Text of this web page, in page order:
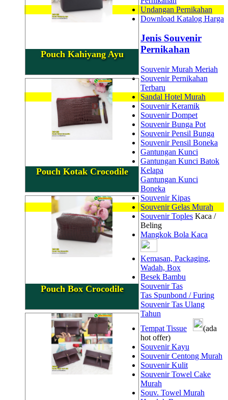
Pouch Kahiyang Ayu
Pouch Kotak Crocodile
Pouch Box Crocodile
Undangan Pernikahan
Download Katalog Harga
Jenis Souvenir
Pernikahan
Souvenir Murah Meriah
Souvenir Pernikahan
Terbaru
Sandal Hotel Murah
Souvenir Keramik
Souvenir Dompet
Souvenir Bunga Pot
Souvenir Pensil Bunga
Souvenir Pensil Boneka
Gantungan Kunci
Gantungan Kunci Batok
Kelapa
Gantungan Kunci
Boneka
Souvenir Kipas
Souvenir Gelas Murah
Souvenir Toples Kaca /
Beling
Mangkok Bola Kaca
Kemasan, Packaging,
Wadah, Box
Besek Bambu
Souvenir Tas
Tas Spunbond / Furing
Souvenir Tas Ulang
Tahun
Tempat Tissue
(ada
hot offer)
Souvenir Kayu
Souvenir Centong Murah
Souvenir Kulit
Souvenir Towel Cake
Murah
Souv. Towel Murah